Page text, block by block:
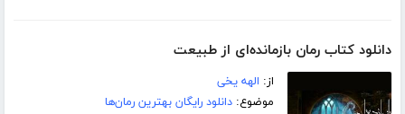
دانلود کتاب رمان بازمانده‌ای از طبیعت
از: الهه یخی
موضوع:دانلود رایگان بهترین رمان‌ها